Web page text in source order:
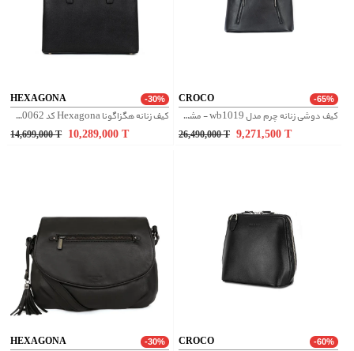
HEXAGONA -30%
کیف زنانه هگزاگونا Hexagona کد 5620062
14,699,000 T 10,289,000
CROCO -65%
کیف دوشی زنانه چرم مدل wb1019 - مشکی
26,490,000 T 9,271,500
HEXAGONA -30% CROCO -60%